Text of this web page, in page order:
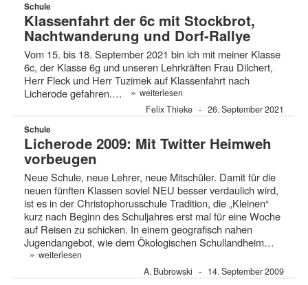
Schule
Klassenfahrt der 6c mit Stockbrot,
Nachtwanderung und Dorf-Rallye
Vom 15. bis 18. September 2021 bin ich mit meiner Klasse
6c, der Klasse 6g und unseren Lehrkräften Frau Dilchert,
Herr Fleck und Herr Tuzimek auf Klassenfahrt nach
Licherode gefahren.…
» weiterlesen
Felix Thieke
26. September 2021
Schule
Licherode 2009: Mit Twitter Heimweh
vorbeugen
Neue Schule, neue Lehrer, neue Mitschüler. Damit für die
neuen fünften Klassen soviel NEU besser verdaulich wird,
ist es in der Christophorusschule Tradition, die „Kleinen“
kurz nach Beginn des Schuljahres erst mal für eine Woche
auf Reisen zu schicken. In einem geografisch nahen
Jugendangebot, wie dem Ökologischen Schullandheim…
» weiterlesen
A. Bubrowski
14. September 2009